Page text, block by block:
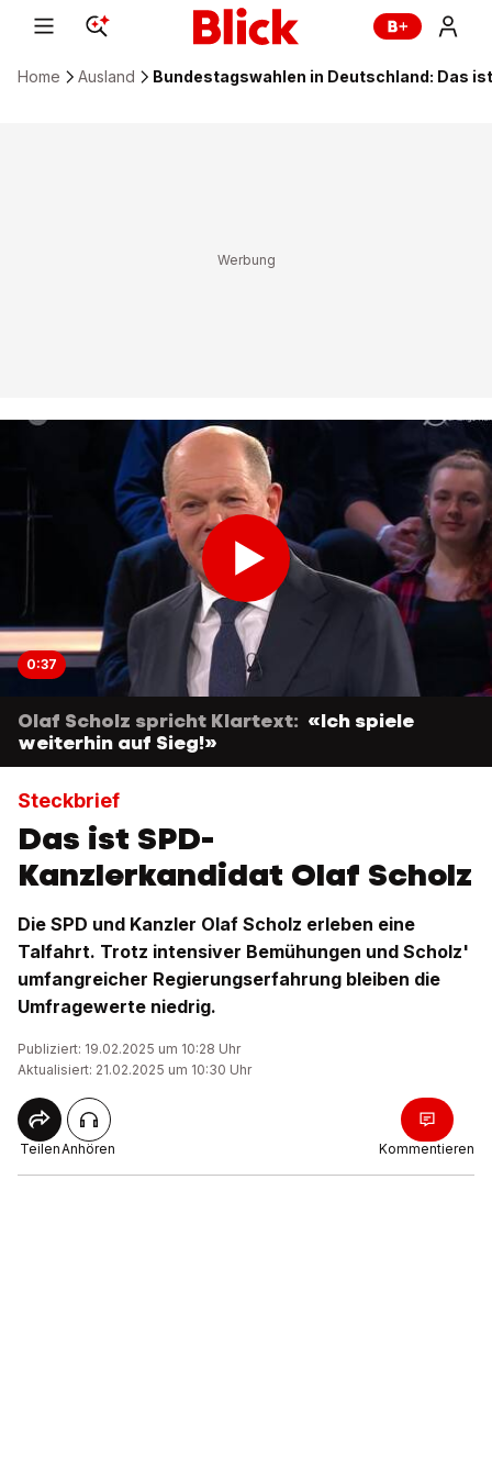
Home Ausland Bundestagswahlen in Deutschland: Das
0:37
Olaf Scholz spricht Klartext: «Ich spiele
weiterhin auf Sieg!»
Steckbrief
Das ist SPD-
Kanzlerkandidat Olaf Scholz
Die SPD und Kanzler Olaf Scholz erleben eine
Talfahrt. Trotz intensiver Bemühungen und Scholz'
umfangreicher Regierungserfahrung bleiben die
Umfragewerte niedrig.
Publiziert: 19.02.2025 um 10:28 Uhr
Aktualisiert: 21.02.2025 um 10:30 Uhr
TeilenAnhören Kommentieren